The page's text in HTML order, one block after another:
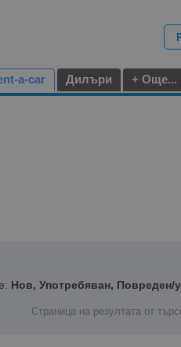
a-car Дилъри + Още...
Нов, Употребяван, Повреден/
Страница на резултата от